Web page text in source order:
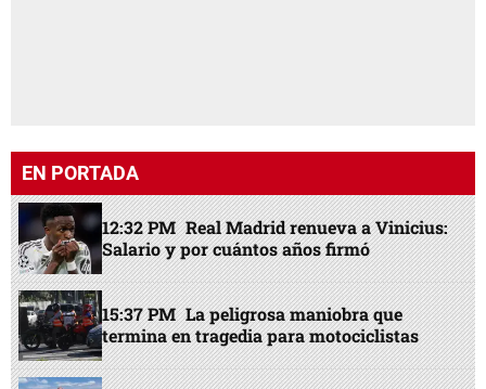
EN PORTADA
12:32 PM Real Madrid renueva a Vinicius:
Salario y por cuántos años firmó
15:37 PM La peligrosa maniobra que
termina en tragedia para motociclistas